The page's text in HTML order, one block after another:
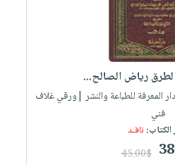
لطرق رياض الصالح...
المعرفة للطباعة والنشر |ورقي غلاف
فني
الكتاب: نافـد
45.00$